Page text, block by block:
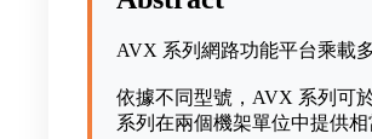
AVX 系列網路功能平台乘載
依據不同型號，AVX 系列可
系列在兩個機架單位中提供